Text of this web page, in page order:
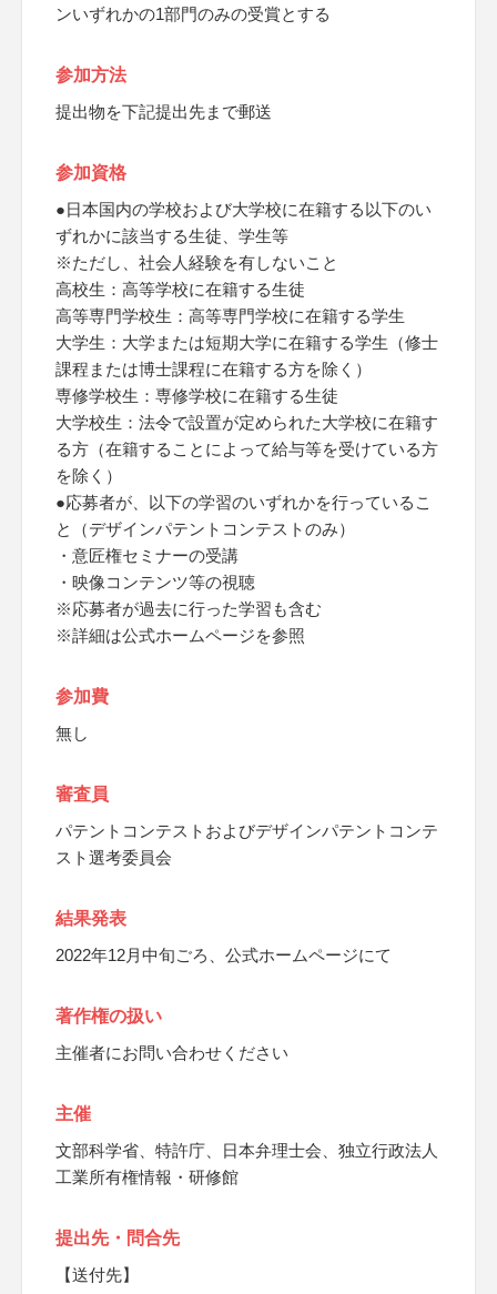
ンいずれかの1部門のみの受賞とする
参加方法
提出物を下記提出先まで郵送
参加資格
●日本国内の学校および大学校に在籍する以下のい
ずれかに該当する生徒、学生等
※ただし、社会人経験を有しないこと
高校生：高等学校に在籍する生徒
高等専門学校生：高等専門学校に在籍する学生
大学生：大学または短期大学に在籍する学生（修士
課程または博士課程に在籍する方を除く）
専修学校生：専修学校に在籍する生徒
大学校生：法令で設置が定められた大学校に在籍す
る方（在籍することによって給与等を受けている方
を除く）
●応募者が、以下の学習のいずれかを行っているこ
と（デザインパテントコンテストのみ）
・意匠権セミナーの受講
・映像コンテンツ等の視聴
※応募者が過去に行った学習も含む
※詳細は公式ホームページを参照
参加費
無し
審査員
パテントコンテストおよびデザインパテントコンテ
スト選考委員会
結果発表
2022年12月中旬ごろ、公式ホームページにて
著作権の扱い
主催者にお問い合わせください
主催
文部科学省、特許庁、日本弁理士会、独立行政法人
工業所有権情報・研修館
提出先・問合先
【送付先】